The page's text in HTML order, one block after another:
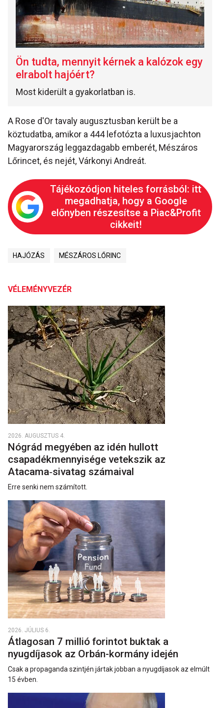
Ön tudta, mennyit kérnek a kalózok egy
elrabolt hajóért?
Most kiderült a gyakorlatban is.
A Rose d'Or tavaly augusztusban került be a
köztudatba, amikor a 444 lefotózta a luxusjachton
Magyarország leggazdagabb emberét, Mészáros
Lőrincet, és nejét, Várkonyi Andreát.
Tájékozódjon hiteles forrásból: itt
megadhatja, hogy a Google
előnyben részesítse a Piac&Profit
cikkeit!
HAJÓZÁS MÉSZÁROS LŐRINC
VÉLEMÉNYVEZÉR
2026. AUGUSZTUS 4.
Nógrád megyében az idén hullott
csapadékmennyisége vetekszik az
Atacama‑sivatag számaival
Erre senki nem számított.
2026. JÚLIUS 6.
Átlagosan 7 millió forintot buktak a
nyugdíjasok az Orbán-kormány idején
Csak a propaganda szintjén jártak jobban a nyugdíjasok az elmúlt
15 évben.